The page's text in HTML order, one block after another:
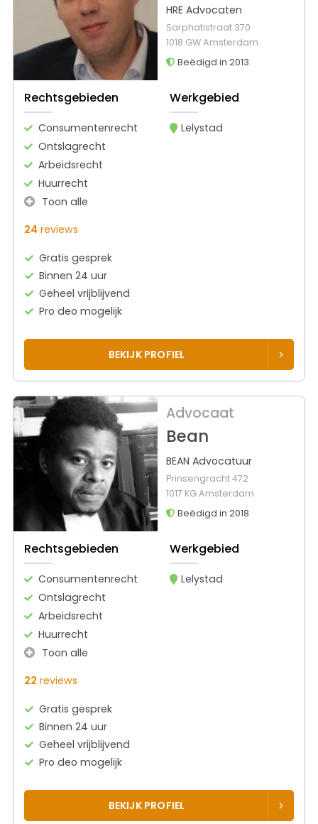
HRE Advocaten
Sarphatistraat 370
1018 GW Amsterdam
Beëdigd in 2013
Rechtsgebieden
Consumentenrecht
Ontslagrecht
Arbeidsrecht
Huurrecht
Toon alle
Werkgebied
Lelystad
24 reviews
Gratis gesprek
Binnen 24 uur
Geheel vrijblijvend
Pro deo mogelijk
BEKIJK PROFIEL
Advocaat
Bean
BEAN Advocatuur
Prinsengracht 472
1017 KG Amsterdam
Beëdigd in 2018
Rechtsgebieden
Consumentenrecht
Ontslagrecht
Arbeidsrecht
Huurrecht
Toon alle
Werkgebied
Lelystad
22 reviews
Gratis gesprek
Binnen 24 uur
Geheel vrijblijvend
Pro deo mogelijk
BEKIJK PROFIEL